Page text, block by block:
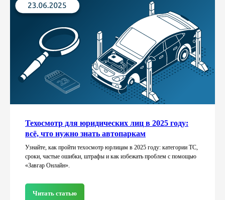
Техосмотр для юридических лиц в 2025 году:
всё, что нужно знать автопаркам
Узнайте, как пройти техосмотр юрлицам в 2025 году: категории ТС,
сроки, частые ошибки, штрафы и как избежать проблем с помощью
«Завгар Онлайн».
Читать статью